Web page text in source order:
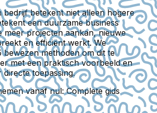
bedrijf betekent niet alleen hogere
een duurzame business
meer projecten aankan, nieuwe
en efficiënt werkt. We
bewezen methoden om dit te
met een praktisch voorbeeld en
toepassing.
vanaf nul: Complete gids